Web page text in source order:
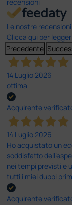
recensioni
Le nostre recensioni
Clicca qui per
Precedente
14 Luglio 2026
ottima
Acquirente
14 Luglio 2026
Ho acquistato un
soddisfatto
nei tempi previsti e
tutti i miei dubbi
Acquirente